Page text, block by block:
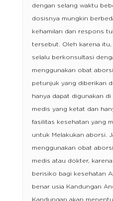
dengan selang waktu
dosisnya mungkin
kehamilan dan respons
tersebut. Oleh karena
selalu berkonsultasi
menggunakan obat
petunjuk yang diberikan
hanya dapat digunakan di
medis yang ketat dan
fasilitas kesehatan yang
untuk Melakukan aborsi.
menggunakan obat
medis atau dokter,
berisiko bagi kesehatan
benar usia Kandungan
Kandungan akan